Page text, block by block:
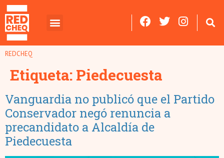
REDCHEQ
Etiqueta: Piedecuesta
Vanguardia no publicó que el Partido
Conservador negó renuncia a
precandidato a Alcaldía de
Piedecuesta